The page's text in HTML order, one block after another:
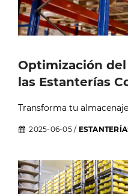
Optimización
las Estanterías
Transforma tu
2025-06-05/